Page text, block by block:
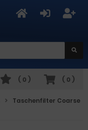
( 0 )
( 0 )
Taschenfilter Coarse